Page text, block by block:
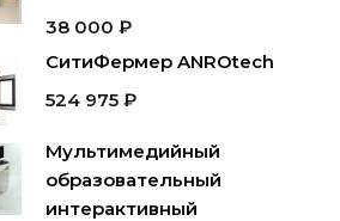
38 000 ₽
СитиФермер ANROtech
524 975 ₽
Мультимедийный
образовательный
интерактивный